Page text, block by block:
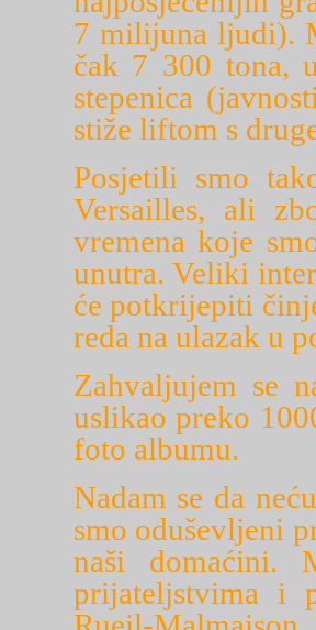
7 milijuna ljudi).
čak 7 300 tona,
stepenica
stiže liftom s
Posjetili smo
Versailles, ali
vremena koje
unutra. Veliki
će potkrijepiti
reda na ulazak u
Zahvaljujem se
uslikao preko
foto albumu.
Nadam se da
smo oduševljeni
naši domaćini.
prijateljstvima i